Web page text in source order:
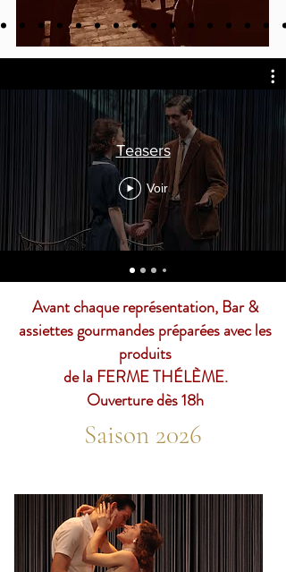
Teasers
Voir
Avant chaque représentation, Bar &
assiettes gourmandes préparées avec les
produits
de la FERME THÉLÈME.
Ouverture dès 18h
Saison 2026